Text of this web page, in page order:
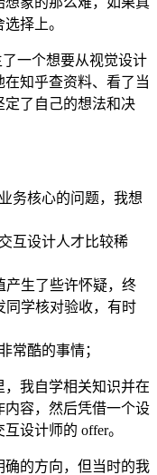
择上。
一个想要从视觉设计
知乎查资料、看了当
定了自己的想法和决
务核心的问题，我想
互设计人才比较稀
产生了些许怀疑，终
同学核对验收，有时
常酷的事情；
我自学相关知识并在
容，然后凭借一个设
设计师的 offer。
确的方向，但当时的我